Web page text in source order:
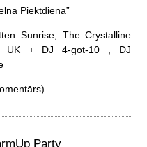
Piektdiena”
Sunrise, The Crystalline
UK + DJ 4-got-10 , DJ
Party